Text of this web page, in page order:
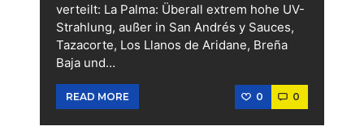
verteilt: La Palma: Überall extrem hohe UV-
Strahlung, außer in San Andrés y Sauces,
Tazacorte, Los Llanos de Aridane, Breña
Baja und…
READ MORE 0 0